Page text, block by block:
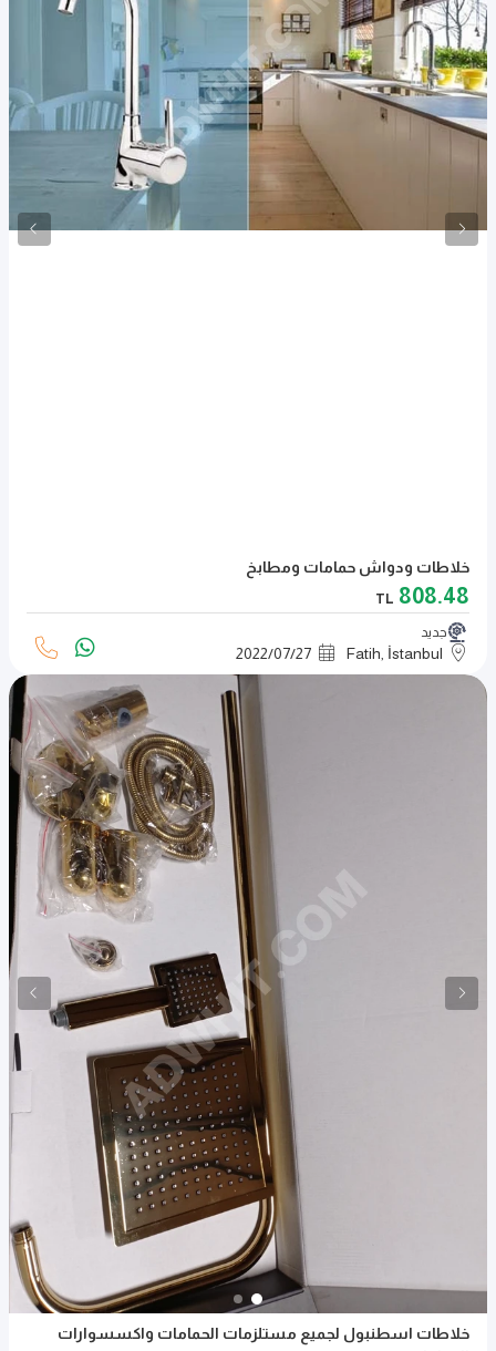
خلاطات ودواش حمامات ومطابخ
808.48
TL
جديد
Fatih, İstanbul
2022/07/27
خلاطات اسطنبول لجميع مستلزمات الحمامات واكسسوارات